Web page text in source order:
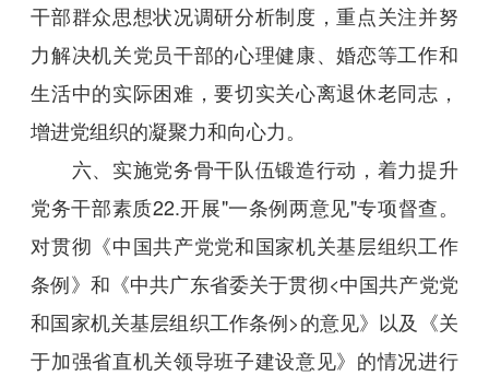
干部群众思想状况调研分析制度，重点关注并努
力解决机关党员干部的心理健康、婚恋等工作和
生活中的实际困难，要切实关心离退休老同志，
增进党组织的凝聚力和向心力。
六、实施党务骨干队伍锻造行动，着力提升
党务干部素质22.开展"一条例两意见"专项督查。
对贯彻《中国共产党党和国家机关基层组织工作
条例》和《中共广东省委关于贯彻<中国共产党党
和国家机关基层组织工作条例>的意见》以及《关
于加强省直机关领导班子建设意见》的情况进行